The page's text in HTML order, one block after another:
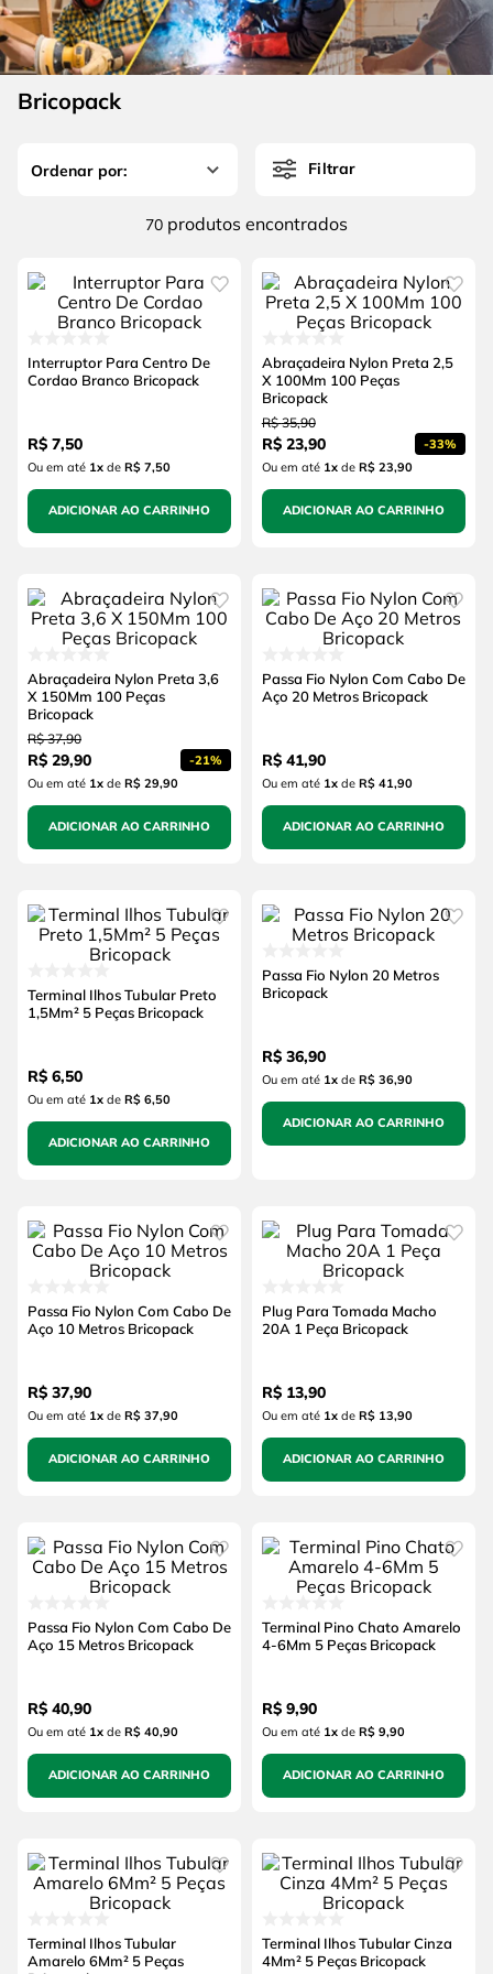
Bricopack
Filtrar
70 produtos
Interruptor Para Centro De
Cordao Branco Bricopack
R$ 7,50
Ou em até 1xde R$ 7,50
ADICIONAR AO CARRINHO
Abraçadeira Nylon Preta 2,5
X 100Mm 100 Peças
Bricopack
R$ 35,90
R$ 23,90 -33%
Ou em até 1xde R$ 23,90
ADICIONAR AO CARRINHO
Abraçadeira Nylon Preta 3,6
X 150Mm 100 Peças
Bricopack
R$ 37,90
R$ 29,90 -21%
Ou em até 1xde R$ 29,90
ADICIONAR AO CARRINHO
Passa Fio Nylon Com Cabo De
Aço 20 Metros Bricopack
R$ 41,90
Ou em até 1xde R$ 41,90
ADICIONAR AO CARRINHO
Terminal Ilhos Tubular Preto
1,5Mm² 5 Peças Bricopack
R$ 6,50
Ou em até 1xde R$ 6,50
ADICIONAR AO CARRINHO
Passa Fio Nylon 20 Metros
Bricopack
R$ 36,90
Ou em até 1xde R$ 36,90
ADICIONAR AO CARRINHO
Passa Fio Nylon Com Cabo De
Aço 10 Metros Bricopack
R$ 37,90
Ou em até 1xde R$ 37,90
ADICIONAR AO CARRINHO
Plug Para Tomada Macho
20A 1 Peça Bricopack
R$ 13,90
Ou em até 1xde R$ 13,90
ADICIONAR AO CARRINHO
Passa Fio Nylon Com Cabo De
Aço 15 Metros Bricopack
R$ 40,90
Ou em até 1xde R$ 40,90
ADICIONAR AO CARRINHO
Terminal Pino Chato Amarelo
4-6Mm 5 Peças Bricopack
R$ 9,90
Ou em até 1xde R$ 9,90
ADICIONAR AO CARRINHO
Terminal Ilhos Tubular
Amarelo 6Mm² 5 Peças
Terminal Ilhos Tubular Cinza
4Mm² 5 Peças Bricopack
6º serra copo
7º luva
8º fio
alicate
4 º escada
5º serra circular
º
fio
lavadora alta pressão